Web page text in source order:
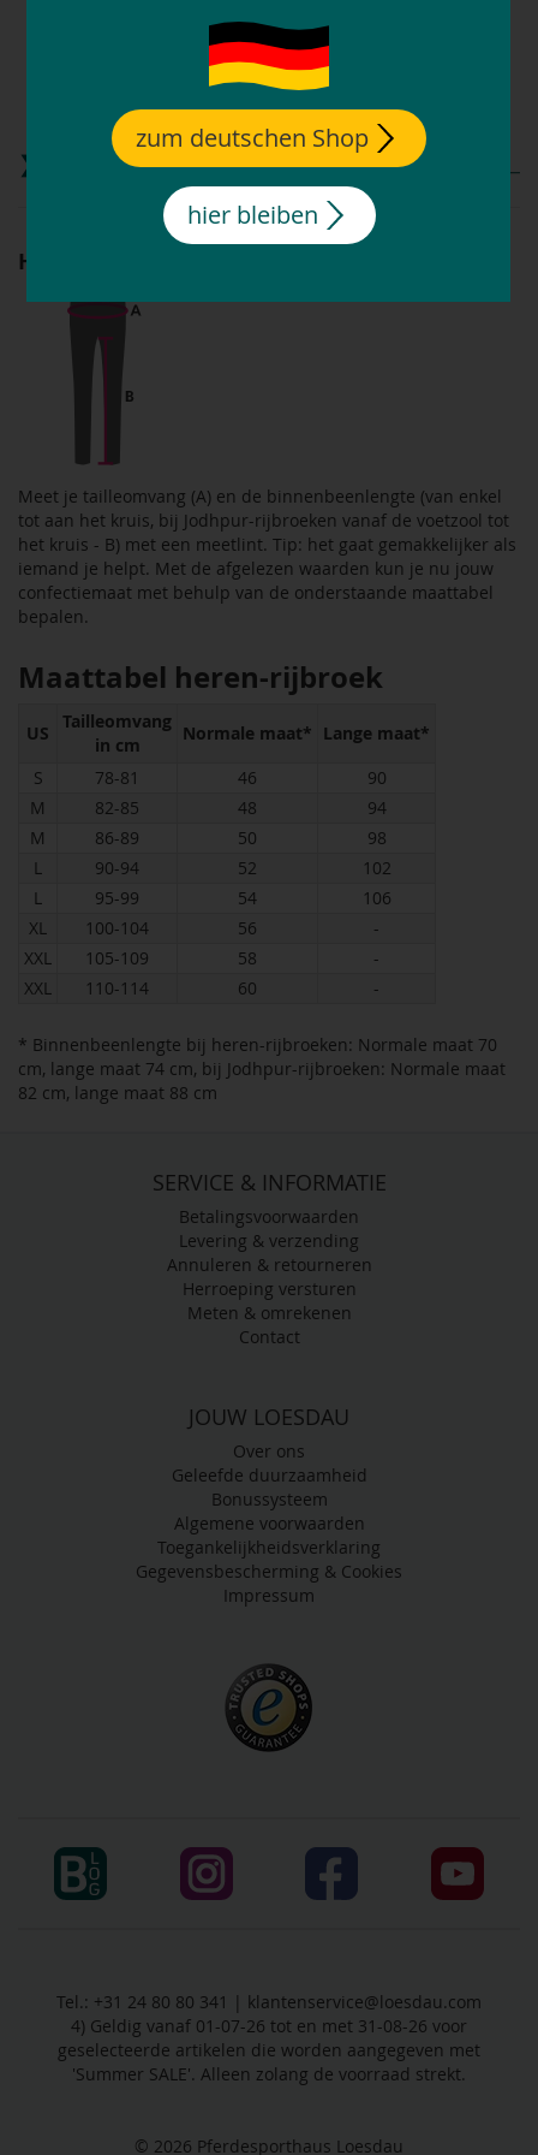
ADEMEND
Matentabel
Heren-rijbroek-maat vinden
Meet je tailleomvang (A) en de binnenbeenlengte (van enkel
tot aan het kruis, bij Jodhpur-rijbroeken vanaf de voetzool tot
het kruis - B) met een meetlint. Tip: het gaat gemakkelijker als
iemand je helpt. Met de afgelezen waarden kun je nu jouw
confectiemaat met behulp van de onderstaande maattabel
bepalen.
Maattabel heren-rijbroek
US
Tailleomvang
in cm
Normale maat* Lange maat*
S
78-81 46
90
M
82-85 48
94
M
86-89 50
98
L
90-94 52
102
L
95-99 54
106
XL
100-104 56
-
XXL
105-109 58
-
XXL
110-114 60 -
* Binnenbeenlengte bij heren-rijbroeken: Normale maat 70
cm, lange maat 74 cm, bij Jodhpur-rijbroeken: Normale maat
82 cm, lange maat 88 cm
SERVICE & INFORMATIE
Betalingsvoorwaarden
Levering & verzending
Annuleren & retourneren
Herroeping versturen
Meten & omrekenen
Contact
JOUW LOESDAU
Over ons
Geleefde duurzaamheid
Bonussysteem
Algemene voorwaarden
Toegankelijkheidsverklaring
Gegevensbescherming & Cookies
Impressum
Tel.: +31 24 80 80 341 | klantenservice@loesdau.com
4) Geldig vanaf 01-07-26 tot en met 31-08-26 voor
geselecteerde artikelen die worden aangegeven met
'Summer SALE'. Alleen zolang de voorraad strekt.
© 2026 Pferdesporthaus Loesdau
zum deutschen Shop
hier bleiben